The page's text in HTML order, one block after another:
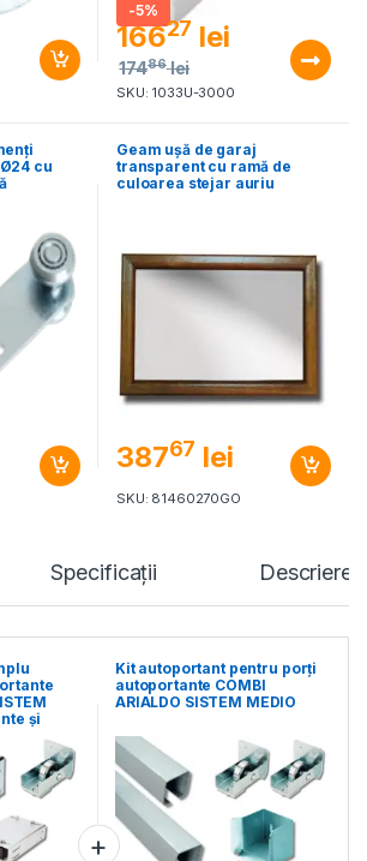
-5%
16627 lei
17486 lei
SKU: 1033U-3000
cu
Geam ușă de garaj
transparent cu ramă de
culoarea stejar auriu
38767 lei
SKU: 81460270GO
Specificaţii Descriere
și
grilaje și
Kit autoportant pentru porți
autoportante COMBI
ARIALDO SISTEM MEDIO